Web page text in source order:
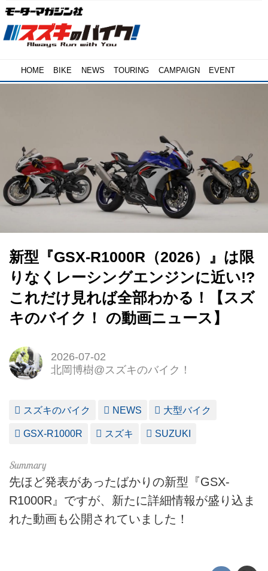
HOME BIKE NEWS TOURING CAMPAIGN EVENT
新型『GSX-R1000R（2026）』は限
りなくレーシングエンジンに近い!?
これだけ見れば全部わかる！【スズ
キのバイク！ の動画ニュース】
2026-07-02
北岡博樹@スズキのバイク！
スズキのバイク NEWS 大型バイク
GSX-R1000R スズキ SUZUKI
先ほど発表があったばかりの新型『GSX-
R1000R』ですが、新たに詳細情報が盛り込ま
れた動画も公開されていました！